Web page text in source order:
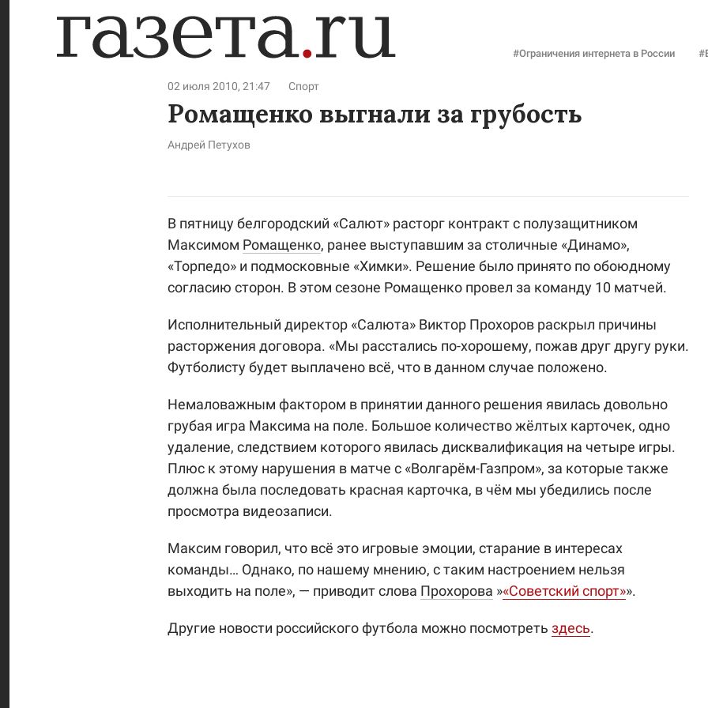
#Ограничения интернета в России
02 июля 2010, 21:47 Спорт
Ромащенко выгнали за грубость
Андрей Петухов
В пятницу белгородский «Салют» расторг контракт с полузащитником
Максимом Ромащенко, ранее выступавшим за столичные «Динамо»,
«Торпедо» и подмосковные «Химки». Решение было принято по обоюдному
согласию сторон. В этом сезоне Ромащенко провел за команду 10 матчей.
Исполнительный директор «Салюта» Виктор Прохоров раскрыл причины
расторжения договора. «Мы расстались по-хорошему, пожав друг другу руки.
Футболисту будет выплачено всё, что в данном случае положено.
Немаловажным фактором в принятии данного решения явилась довольно
грубая игра Максима на поле. Большое количество жёлтых карточек, одно
удаление, следствием которого явилась дисквалификация на четыре игры.
Плюс к этому нарушения в матче с «Волгарём-Газпром», за которые также
должна была последовать красная карточка, в чём мы убедились после
просмотра видеозаписи.
Максим говорил, что всё это игровые эмоции, старание в интересах
команды… Однако, по нашему мнению, с таким настроением нельзя
выходить на поле», — приводит слова Прохорова »«Советский спорт»».
Другие новости российского футбола можно посмотреть здесь.